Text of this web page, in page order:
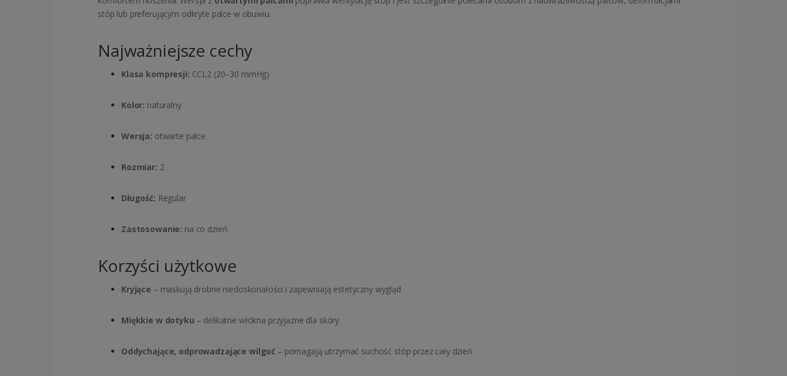
stóp lub preferującym odkryte palce w obuwiu.
Najważniejsze cechy
Klasa kompresji: CCL2 (20–30 mmHg)
Kolor: naturalny
Wersja: otwarte palce
Rozmiar: 2
Długość: Regular
Zastosowanie: na co dzień
Korzyści użytkowe
Kryjące – maskują drobne niedoskonałości i zapewniają estetyczny wygląd
Miękkie w dotyku – delikatne włókna przyjazne dla skóry
Oddychające, odprowadzające wilgoć – pomagają utrzymać suchość stóp przez cały dzień